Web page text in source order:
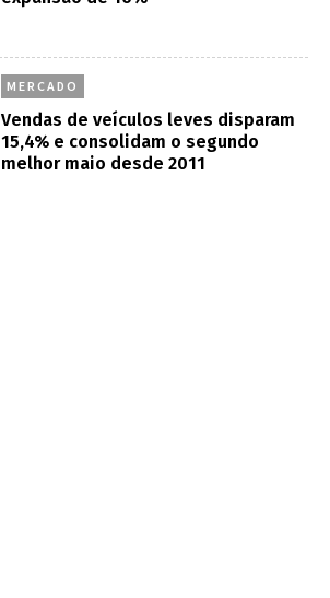
MERCADO
Vendas de veículos leves disparam
15,4% e consolidam o segundo
melhor maio desde 2011